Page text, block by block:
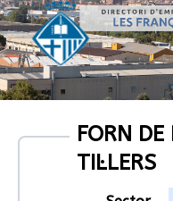
FORN DE
TIL·LERS